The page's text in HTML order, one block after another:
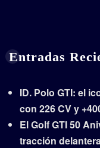
Entradas
ID. Polo GTI: el
con 226 CV y
El Golf GTI 50
tracción